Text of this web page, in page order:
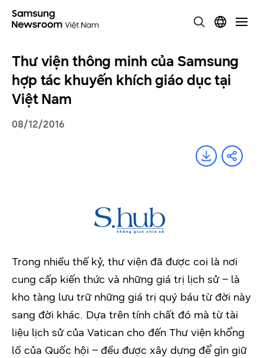
Thư viện thông minh của Samsung
hợp tác khuyến khích giáo dục tại
Việt Nam
08/12/2016
Trong nhiều thế kỷ, thư viện đã được coi là nơi
cung cấp kiến thức và những giá trị lịch sử – là
kho tàng lưu trữ những giá trị quý báu từ đời này
sang đời khác. Dựa trên tính chất đó mà từ tài
liệu lịch sử của Vatican cho đến Thư viện khổng
lồ của Quốc hội – đều được xây dựng để gìn giữ